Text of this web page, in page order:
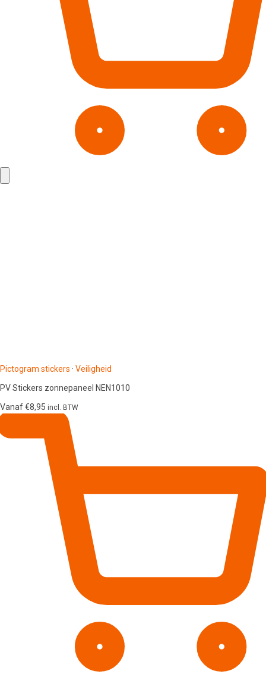
Pictogram stickers · Veiligheid
PV Stickers zonnepaneel NEN1010
Vanaf€8,95 incl. BTW